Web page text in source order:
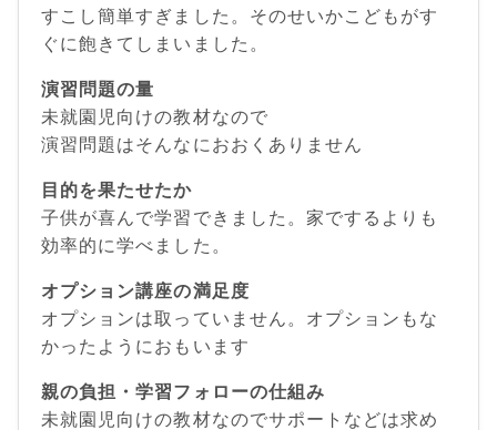
すこし簡単すぎました。そのせいかこどもがす
ぐに飽きてしまいました。
演習問題の量
未就園児向けの教材なので
演習問題はそんなにおおくありません
目的を果たせたか
子供が喜んで学習できました。家でするよりも
効率的に学べました。
オプション講座の満足度
オプションは取っていません。オプションもな
かったようにおもいます
親の負担・学習フォローの仕組み
未就園児向けの教材なのでサポートなどは求め